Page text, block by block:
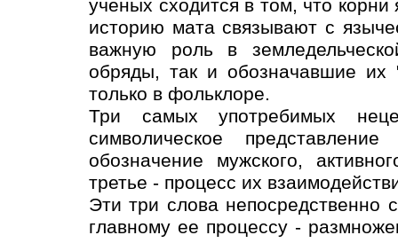
ученых сходится в том, что
историю мата связывают с
важную роль в
обряды, так и обозначавшие их
только в фольклоре.
Три самых употребимых
символическое
обозначение мужского,
третье - процесс их
Эти три слова непосредственно
главному ее процессу -